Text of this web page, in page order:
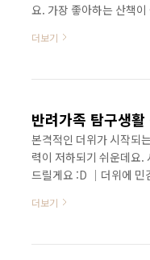
요. 가장 좋아하는 산책
정을 가져다 줍니다. 하
니스 등 반려견의 건강에
더보기
반려가족 탐구생
본격적인 더위가 시작되
력이 저하되기 쉬운데요.
드릴게요 :D │더위에 민
시원하고 건강한 여름 나
는 자외선에 화상을 입지
더보기